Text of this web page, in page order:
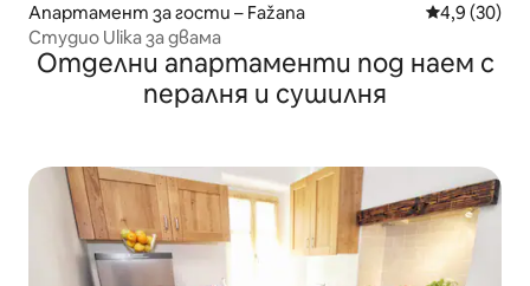
Апартамент за гости – Fažana Средна
4,9 (30)
Студио Ulika за двама
Отделни апартаменти под наем с
пералня и сушилня